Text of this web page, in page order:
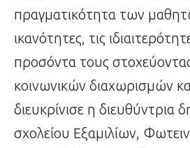
πραγματικότητα των
ικανότητες, τις
προσόντα τους
κοινωνικών διαχωρισμών
διευκρίνισε η διευθύντρια
σχολείου Εξαμιλίων,